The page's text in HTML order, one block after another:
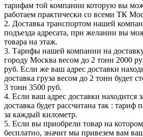
тарифам той компании которую вы
работаем практически со всеми ТК
2. Доставка транспортом нашей
подъезда адресата, при желании вы
товара на этаж.
3. Тарифы нашей компании на
городу Москва весом до 2 тонн 2000
руб. Если же ваш адрес доставки
доставка груза весом до 2 тонн будет
3 тонн 3500 руб.
4. Если ваш адрес доставки
доставка будет рассчитана так :
за каждый километр.
5. Если вы приобрели товар на котором
бесплатно, значит мы привезем вам